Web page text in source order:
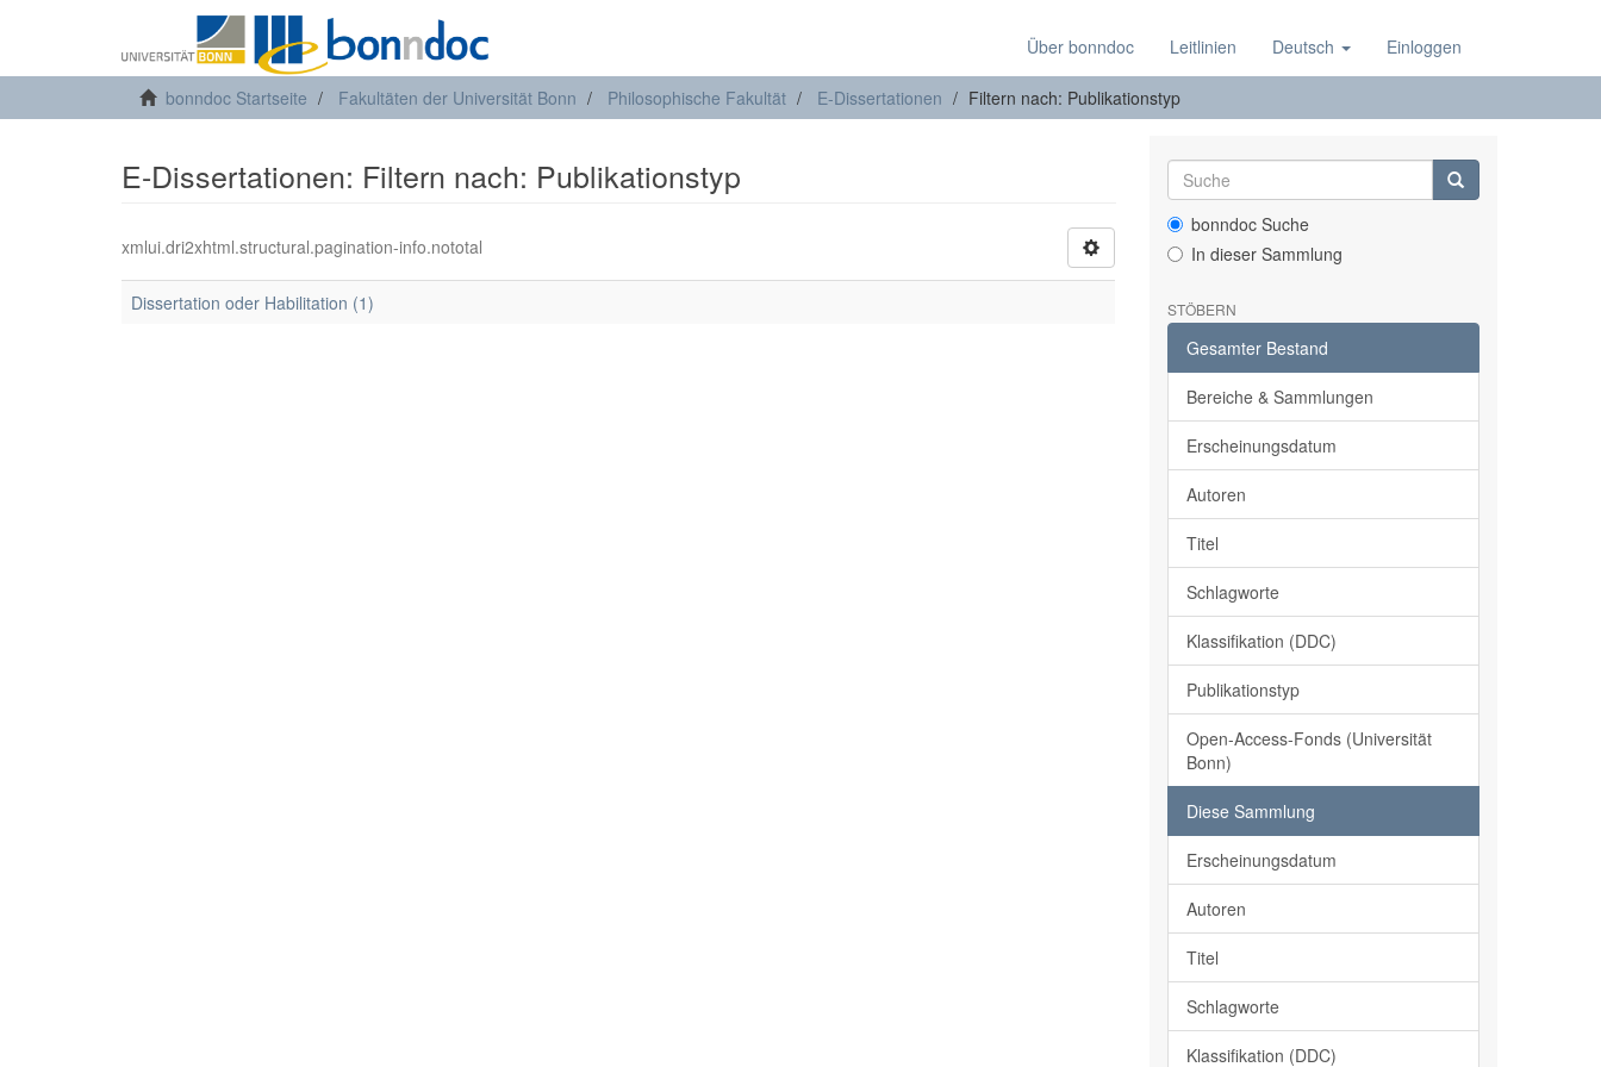
Über bonndoc Leitlinien Deutsch Einloggen
bonndoc Startseite Fakultäten der Universität Bonn Philosophische Fakultät E-Dissertationen Filtern nach: Publikationstyp
E-Dissertationen: Filtern nach: Publikationstyp
xmlui.dri2xhtml.structural.pagination-info.nototal
Dissertation oder Habilitation (1)
bonndoc Suche
In dieser Sammlung
STÖBERN
Gesamter Bestand
Bereiche & Sammlungen
Erscheinungsdatum
Autoren
Titel
Schlagworte
Klassifikation (DDC)
Publikationstyp
Open-Access-Fonds (Universität
Bonn)
Diese Sammlung
Erscheinungsdatum
Autoren
Titel
Schlagworte
Klassifikation (DDC)